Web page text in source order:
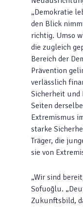
„Demokratie
den Blick
richtig. Umso
die zugleich
Bereich der
Prävention
verlässlich
Sicherheit und
Seiten
Extremismus
starke
Träger, die
sie von
„Wir sind
Sofuoğlu.
Zukunftsbild,